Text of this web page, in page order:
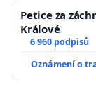
Petice za
Králové
6 960 podpisů
Oznámení o